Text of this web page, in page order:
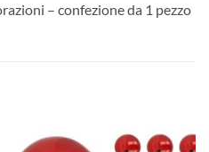
– confezione da 1 pezzo